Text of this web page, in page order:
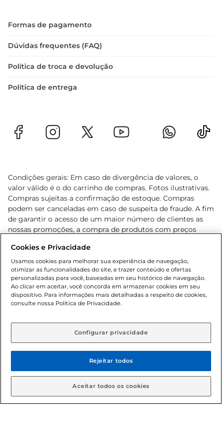
Formas de pagamento
Dúvidas frequentes (FAQ)
Política de troca e devolução
Política de entrega
Condições gerais: Em caso de divergência de valores, o
valor válido é o do carrinho de compras. Fotos ilustrativas.
Compras sujeitas a confirmação de estoque. Compras
podem ser canceladas em caso de suspeita de fraude. A fim
de garantir o acesso de um maior número de clientes as
nossas promoções, a compra de produtos com preços
cliente. Os preços, ofertas e condições são exclusivos para
o e-commerce e válidos durante o dia de hoje, podendo
sofrer alterações sem prévia notificação. Proibida a venda
de bebidas alcoólicas para menores de 18 anos, conforme
Lei n.º 8069/90, art. 81, inciso II (Estatuto da Criança e do
Adolescente). Preços e condições exclusivos para o
aviso prévio. O valor mínimo para as compras on-line é de
© 2026 Copyright. Todos os direitos
reservados Gbarbosa.
Cookies e Privacidade
Usamos cookies para melhorar sua experiência de navegação,
otimizar as funcionalidades do site, e trazer conteúdo e ofertas
personalizadas para você, baseadas em seu histórico de navegação.
Ao clicar em aceitar, você concorda em armazenar cookies em seu
dispositivo. Para informações mais detalhadas a respeito de cookies,
consulte nossa Política de Privacidade.
Configurar privacidade
Rejeitar todos
Aceitar todos os cookies